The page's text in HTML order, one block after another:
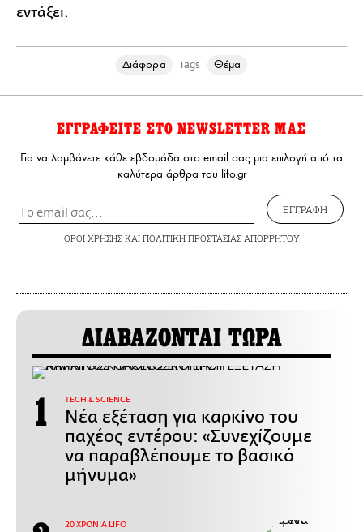
εντάξει.
Διάφορα Tags Θέμα
ΕΓΓΡΑΦΕΙΤΕ ΣΤΟ NEWSLETTER ΜΑΣ
Για να λαμβάνετε κάθε εβδομάδα στο email σας μια επιλογή από τα
καλύτερα άρθρα του lifo.gr
ΕΓΓΡΑΦΗ
ΟΡΟΙ ΧΡΗΣΗΣΚΑΙ ΠΟΛΙΤΙΚΗ ΠΡΟΣΤΑΣΙΑΣ ΑΠΟΡΡΗΤΟΥ
ΔΙΑΒΑΖΟΝΤΑΙ ΤΩΡΑ
ΤECH & SCIENCE
Νέα εξέταση για καρκίνο του
παχέος εντέρου: «Συνεχίζουμε
να παραβλέπουμε το βασικό
μήνυμα»
20 ΧΡΟΝΙΑ LIFO